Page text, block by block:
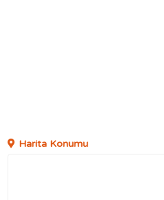
Harita Konumu